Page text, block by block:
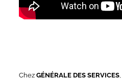
Chez GÉNÉRALE DES SERVICES